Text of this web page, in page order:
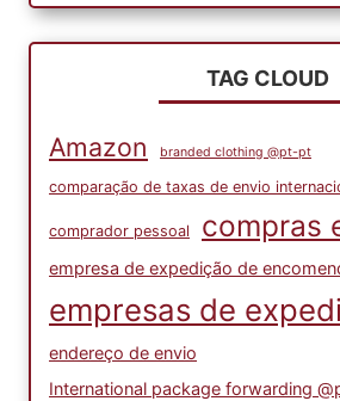
TAG CLOUD
Amazon branded clothing @pt-pt
comparação de taxas de envio
comprador pessoal compras
empresa de expedição de
empresas de
endereço de envio
International package forwarding